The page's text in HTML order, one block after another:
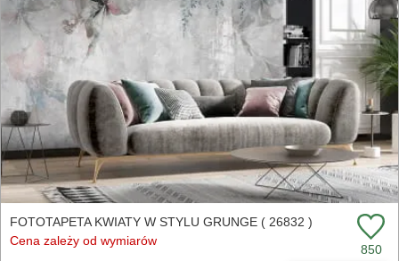
FOTOTAPETA KWIATY W STYLU GRUNGE ( 26832 )
Cena zależy od wymiarów
850